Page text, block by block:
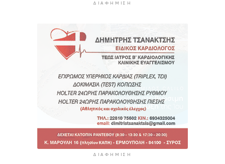
ΔΙΑΦΉΜΙΣΗ
ΔΙΑΦΉΜΙΣΗ